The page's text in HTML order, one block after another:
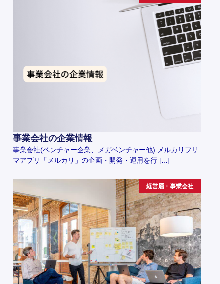
事業会社の企業情報
事業会社(ベンチャー企業、メガベンチャー他) メルカリフリ
マアプリ「メルカリ」の企画・開発・運用を行 […]
経営層・事業会社